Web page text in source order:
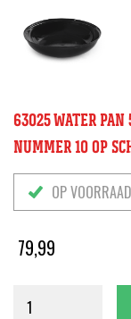
63025 WATER PAN
NUMMER 10 OP
OP VOORRAAD
79,99